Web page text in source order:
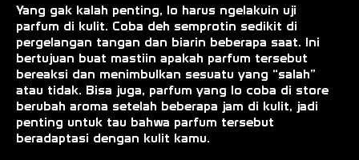
Yang gak kalah penting, lo harus ngelakuin uji
parfum di kulit. Coba deh semprotin sedikit di
pergelangan tangan dan biarin beberapa saat. Ini
bertujuan buat mastiin apakah parfum tersebut
bereaksi dan menimbulkan sesuatu yang “salah”
atau tidak. Bisa juga, parfum yang lo coba di store
berubah aroma setelah beberapa jam di kulit, jadi
penting untuk tau bahwa parfum tersebut
beradaptasi dengan kulit kamu.